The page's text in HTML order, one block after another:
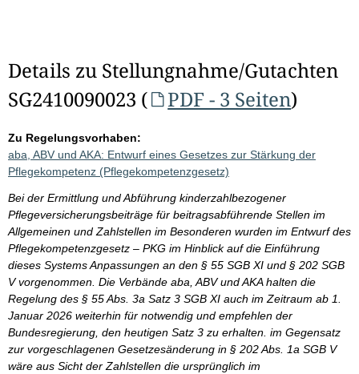
Details zu Stellungnahme/Gutachten
SG2410090023 (
PDF - 3 Seiten)
Zu Regelungsvorhaben:
aba, ABV und AKA: Entwurf eines Gesetzes zur Stärkung der
Pflegekompetenz (Pflegekompetenzgesetz)
Bei der Ermittlung und Abführung kinderzahlbezogener
Pflegeversicherungsbeiträge für beitragsabführende Stellen im
Allgemeinen und Zahlstellen im Besonderen wurden im Entwurf des
Pflegekompetenzgesetz – PKG im Hinblick auf die Einführung
dieses Systems Anpassungen an den § 55 SGB XI und § 202 SGB
V vorgenommen. Die Verbände aba, ABV und AKA halten die
Regelung des § 55 Abs. 3a Satz 3 SGB XI auch im Zeitraum ab 1.
Januar 2026 weiterhin für notwendig und empfehlen der
Bundesregierung, den heutigen Satz 3 zu erhalten. im Gegensatz
zur vorgeschlagenen Gesetzesänderung in § 202 Abs. 1a SGB V
wäre aus Sicht der Zahlstellen die ursprünglich im